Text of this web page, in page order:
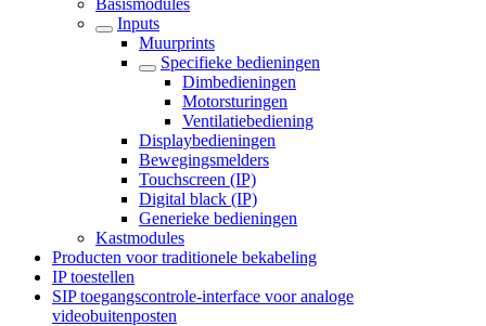
Basismodules
Inputs
Muurprints
Specifieke bedieningen
Dimbedieningen
Motorsturingen
Ventilatiebediening
Displaybedieningen
Bewegingsmelders
Touchscreen (IP)
Digital black (IP)
Generieke bedieningen
Kastmodules
Producten voor traditionele bekabeling
IP toestellen
SIP toegangscontrole-interface voor analoge
videobuitenposten